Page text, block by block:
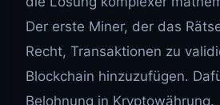
Der erste Miner, der das
Recht, Transaktionen zu
Blockchain hinzuzufügen.
Belohnung in Kryptowährung.